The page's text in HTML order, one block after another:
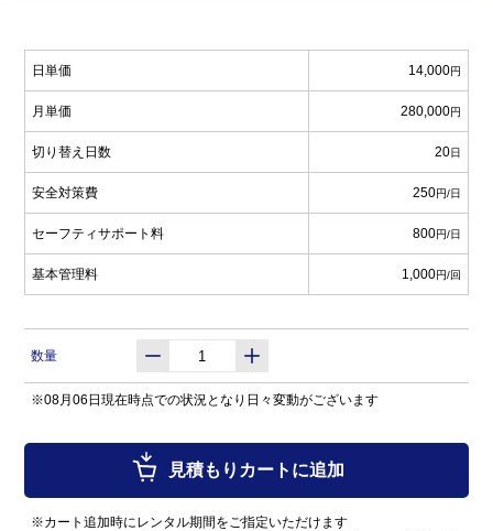
日単価 14,000円
月単価 280,000円
切り替え日数 20日
安全対策費 250円/日
セーフティサポート料 800円/日
基本管理料 1,000円/回
数量
※08月06日現在時点での状況となり日々変動がございます
見積もりカートに追加
※カート追加時にレンタル期間をご指定いただけます